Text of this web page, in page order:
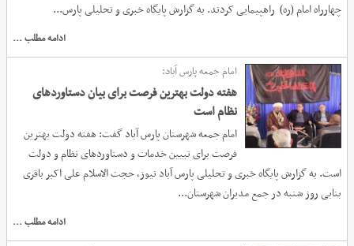
چهارراه امام (ره) راهپیمایی کردند. به گزارش پایگاه خبری و تحلیلی پارس...
ادامه مطلب ...
امام جمعه پارس آباد:
هفته دولت بهترین فرصت برای بیان دستاوردهای
نظام است
امام جمعه شهرستان پارس آباد گفت: هفته دولت بهترین
فرصت برای تبیین خدمات و دستاوردهای نظام و دولت
است‌. به گزارش پایگاه خبری و تحلیلی پارس آباد نیوز، حجت الاسلام علی اکبر باقری
بنابی روز شنبه در جمع مدیران شهرستان...
ادامه مطلب ...